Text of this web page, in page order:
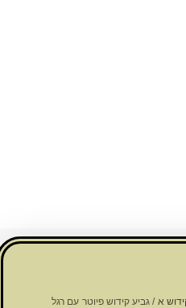
א / גביע קידוש פיוטר עם רגל